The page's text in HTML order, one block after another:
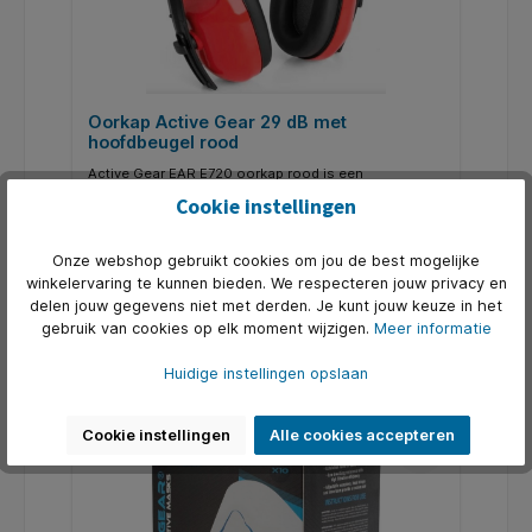
Oorkap Active Gear 29 dB met
hoofdbeugel rood
Active Gear EAR E720 oorkap rood is een
verstelbare pasvorm, goede geluidsreductie en een
betere pasvorm * Goed geluidsreductieniveau *
Lichtgewicht en compact * Niet-magnetische
oorbeschermers * Gewatteerde hoofdband voor
extra comfort * CE EN 352-1 : 2020
€ 7,05*
In de winkelmand
Cookie instellingen
Onze webshop gebruikt cookies om jou de best mogelijke
winkelervaring te kunnen bieden. We respecteren jouw privacy en
delen jouw gegevens niet met derden. Je kunt jouw keuze in het
gebruik van cookies op elk moment wijzigen. Meer informatie
Huidige instellingen opslaan
Cookie instellingen Alle cookies accepteren